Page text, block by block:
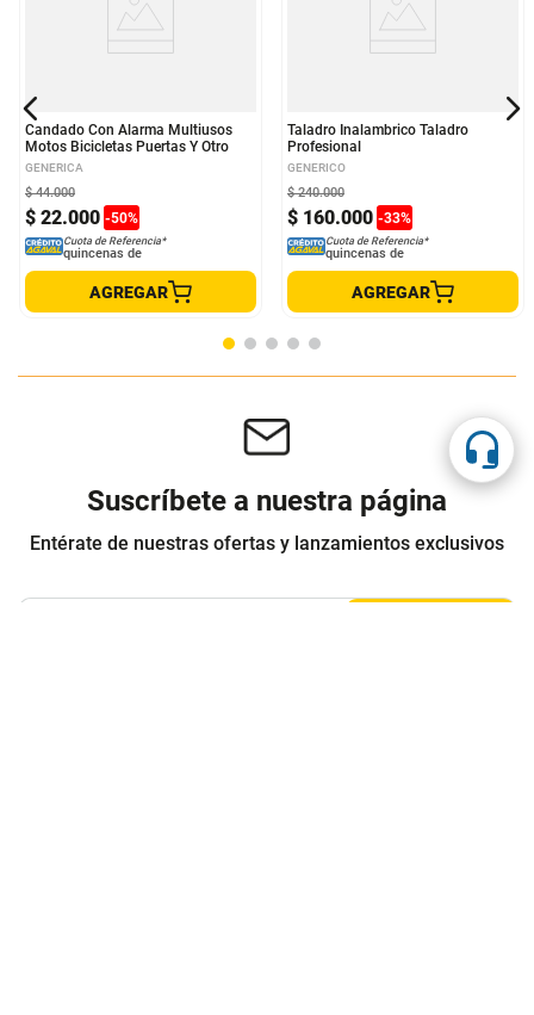
Candado Con Alarma Multiusos
Motos Bicicletas Puertas Y Otro
GENERICA
$ 22.000 -50%
$ 44.000
Cuota de Referencia*
quincenas de
AGREGAR
Taladro Inalambrico Taladro
Profesional
GENERICO
$ 160.000 -33%
$ 240.000
Cuota de Referencia*
quincenas de
AGREGAR
Suscríbete a nuestra página
Entérate de nuestras ofertas y lanzamientos exclusivos